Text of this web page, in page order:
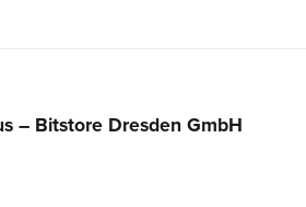
– Bitstore Dresden GmbH